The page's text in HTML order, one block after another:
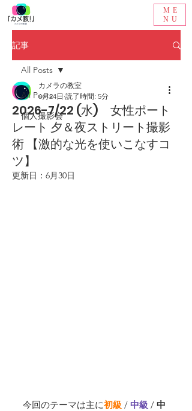
ME
NU
記事
All Posts
個人撮影会
All Posts
2026-7/22 (水) 女性ポート
レート 夕＆夜ストリート撮影
術 【激的な光を使いこなすコ
ツ】
カメラの教室
6月24日 読了時間: 5分
更新日： 6月30日
今回のテーマは主に初級 / 中級 / 中